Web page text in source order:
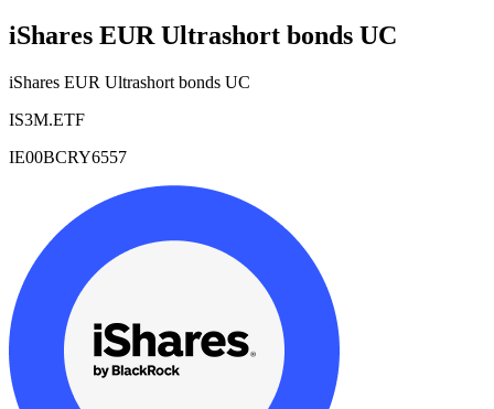
iShares EUR Ultrashort bonds UC
iShares EUR Ultrashort bonds UC
IS3M.ETF
IE00BCRY6557